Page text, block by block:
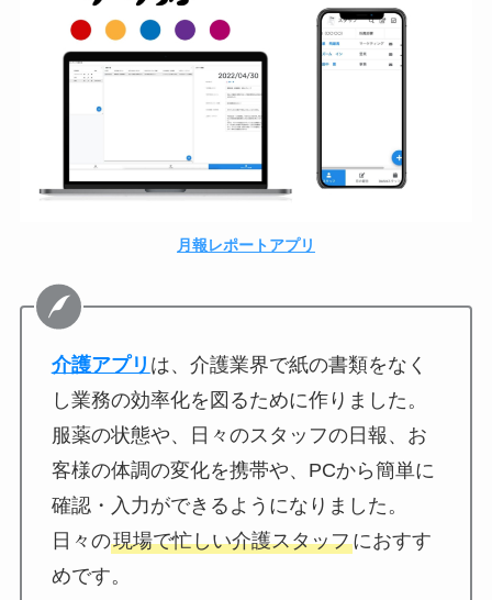
月報レポートアプリ
介護アプリ は、介護業界で紙の書類をなく
し業務の効率化を図るために作りました。
服薬の状態や、日々のスタッフの日報、お
客様の体調の変化を携帯や、PCから簡単に
確認・入力ができるようになりました。
日々の現場で忙しい介護スタッフにおすす
めです。